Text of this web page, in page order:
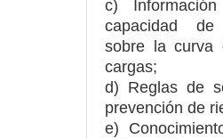
c)
capacidad
sobre la curva
cargas;
d) Reglas de
prevención de
e)